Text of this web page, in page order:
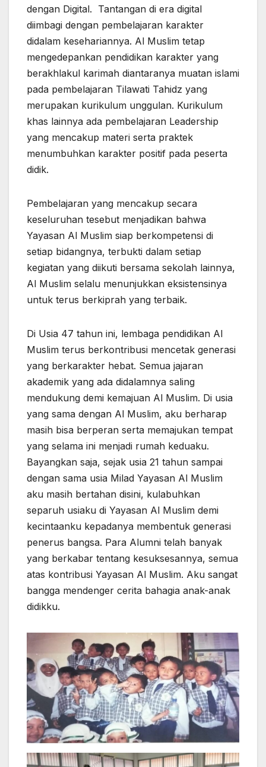
dengan Digital. Tantangan di era digital
diimbagi dengan pembelajaran karakter
didalam kesehariannya. Al Muslim tetap
mengedepankan pendidikan karakter yang
berakhlakul karimah diantaranya muatan islami
pada pembelajaran Tilawati Tahidz yang
merupakan kurikulum unggulan. Kurikulum
khas lainnya ada pembelajaran Leadership
yang mencakup materi serta praktek
menumbuhkan karakter positif pada peserta
didik.
Pembelajaran yang mencakup secara
keseluruhan tesebut menjadikan bahwa
Yayasan Al Muslim siap berkompetensi di
setiap bidangnya, terbukti dalam setiap
kegiatan yang diikuti bersama sekolah lainnya,
Al Muslim selalu menunjukkan eksistensinya
untuk terus berkiprah yang terbaik.
Di Usia 47 tahun ini, lembaga pendidikan Al
Muslim terus berkontribusi mencetak generasi
yang berkarakter hebat. Semua jajaran
akademik yang ada didalamnya saling
mendukung demi kemajuan Al Muslim. Di usia
yang sama dengan Al Muslim, aku berharap
masih bisa berperan serta memajukan tempat
yang selama ini menjadi rumah keduaku.
Bayangkan saja, sejak usia 21 tahun sampai
dengan sama usia Milad Yayasan Al Muslim
aku masih bertahan disini, kulabuhkan
separuh usiaku di Yayasan Al Muslim demi
kecintaanku kepadanya membentuk generasi
penerus bangsa. Para Alumni telah banyak
yang berkabar tentang kesuksesannya, semua
atas kontribusi Yayasan Al Muslim. Aku sangat
bangga mendenger cerita bahagia anak-anak
didikku.